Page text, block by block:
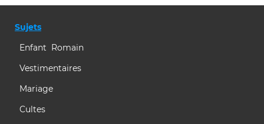
Sujets
Enfant Romain
Vestimentaires
Mariage
Cultes